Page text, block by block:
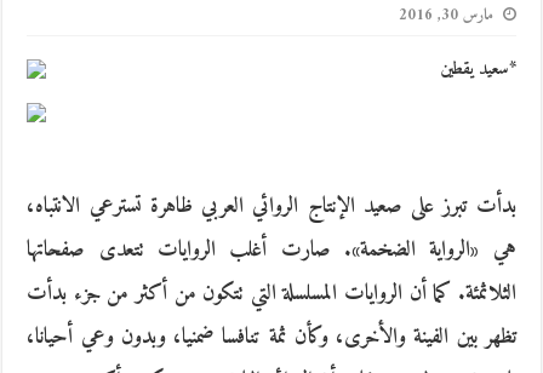
مارس 30, 2016
*سعيد يقطين
بدأت تبرز على صعيد الإنتاج الروائي العربي ظاهرة تسترعي الانتباه،
هي «الرواية الضخمة». صارت أغلب الروايات تتعدى صفحاتها
الثلاثمئة. كما أن الروايات المسلسلة التي تتكون من أكثر من جزء بدأت
تظهر بين الفينة والأخرى، وكأن ثمة تنافسا ضمنيا، وبدون وعي أحيانا،